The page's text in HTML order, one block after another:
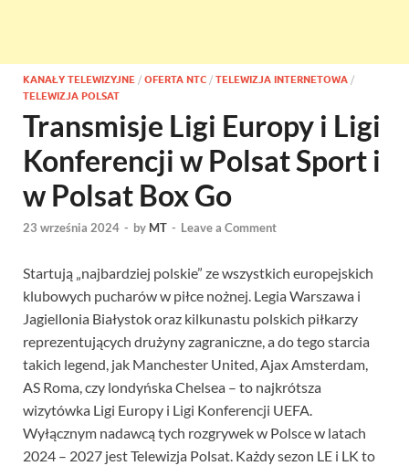
KANAŁY TELEWIZYJNE / OFERTA NTC / TELEWIZJA INTERNETOWA /
TELEWIZJA POLSAT
Transmisje Ligi Europy i Ligi
Konferencji w Polsat Sport i
w Polsat Box Go
23 września 2024 - by MT - Leave a Comment
Startują „najbardziej polskie” ze wszystkich europejskich
klubowych pucharów w piłce nożnej. Legia Warszawa i
Jagiellonia Białystok oraz kilkunastu polskich piłkarzy
reprezentujących drużyny zagraniczne, a do tego starcia
takich legend, jak Manchester United, Ajax Amsterdam,
AS Roma, czy londyńska Chelsea – to najkrótsza
wizytówka Ligi Europy i Ligi Konferencji UEFA.
Wyłącznym nadawcą tych rozgrywek w Polsce w latach
2024 – 2027 jest Telewizja Polsat. Każdy sezon LE i LK to